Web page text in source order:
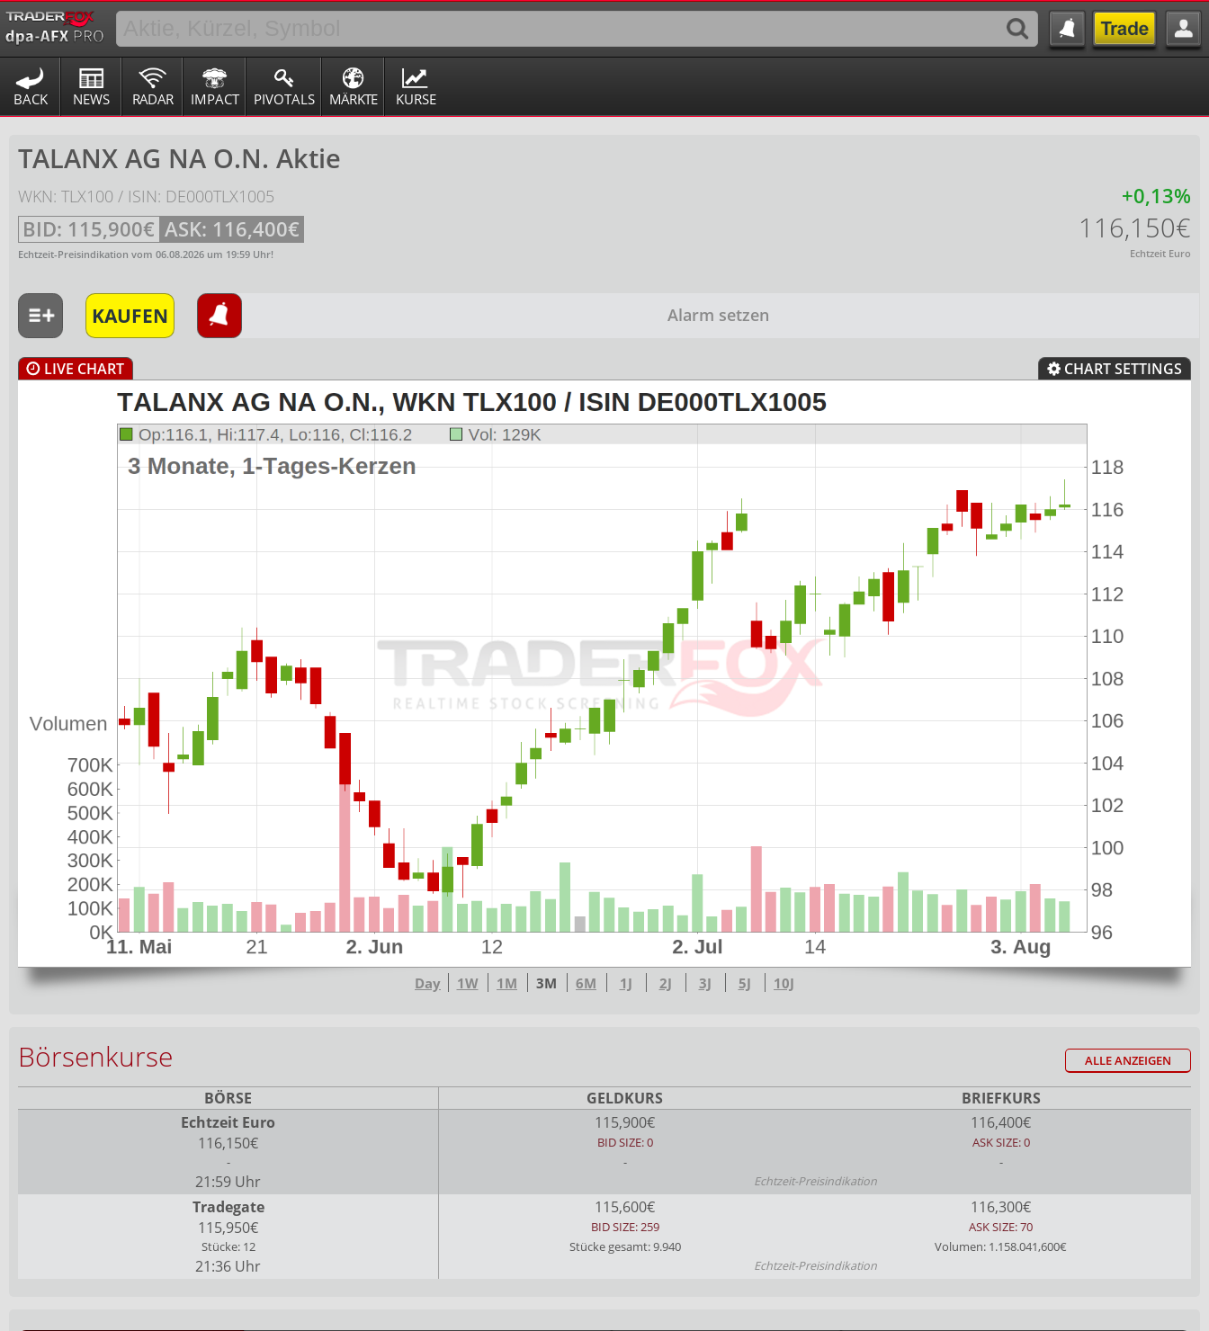
BACK NEWS RADAR IMPACT PIVOTALS MÄRKTE KURSE
TALANX AG NA O.N. Aktie
WKN: TLX100 / ISIN: DE000TLX1005
BID: 115,900€ ASK: 116,400€
Echtzeit-Preisindikation vom 06.08.2026 um 19:59 Uhr!
+0,13%
116,150€
Echtzeit Euro
KAUFEN Alarm setzen
LIVE CHART CHART SETTINGS
Day 1W 1M 3M 6M 1J 2J 3J 5J 10J
Börsenkurse ALLE ANZEIGEN
BÖRSE GELDKURS
BRIEFKURS
Echtzeit Euro
115,900€
116,400€
116,150€
BID SIZE: 0
ASK SIZE: 0
-
- -
21:59 Uhr Echtzeit-Preisindikation
Tradegate 115,600€
116,300€
115,950€
BID SIZE: 259
ASK SIZE: 70
Stücke: 12
Stücke gesamt: 9.940 Volumen: 1.158.041,600€
21:36 Uhr Echtzeit-Preisindikation